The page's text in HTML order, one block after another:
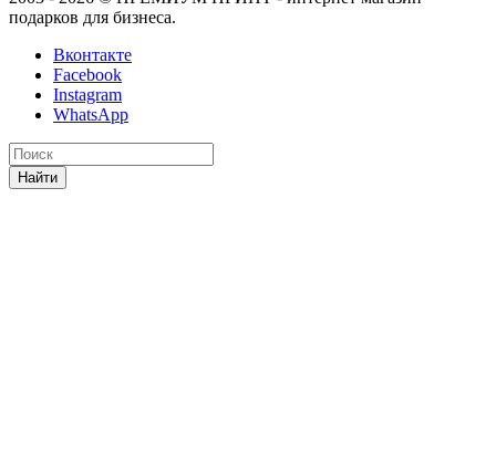
подарков для бизнеса.
Вконтакте
Facebook
Instagram
WhatsApp
Найти